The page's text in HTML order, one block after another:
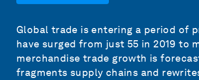
Global trade is entering a period of
have surged from just 55 in 2019 to
merchandise trade growth is
fragments supply chains and